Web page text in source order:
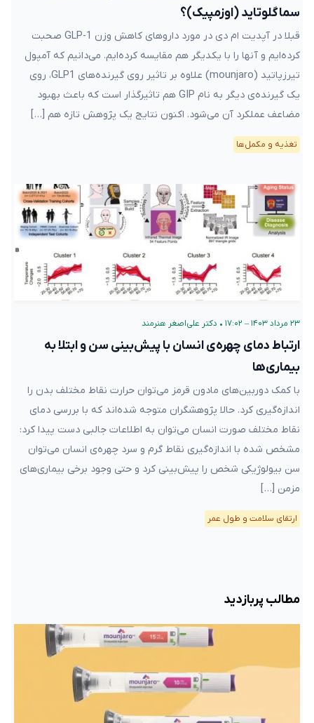
سماگلوتاید (اوزمپیک)؟
قبلا در آپدیت ام دی در مورد داروهای کاهش وزن GLP-1 صحبت
کرده‌ایم و آنها را با یکدیگر هم مقایسه کرده‌ایم. می‌دانیم که آمپول
تیرزپاتید (mounjaro) علاوه بر تاثیر روی گیرنده‌های GLP1، روی
یک گیرنده‌ی دیگر به نام GIP هم تاثیرگذار است که باعث بهبود
مضاعف عملکرد آن می‌شود. اکنون نتایج یک پژوهش تازه هم […]
تغذیه و مکمل‌ها
۲۳ مرداد ۱۴۰۳ – ۱۷:۰۲ • دکتر علی‌اصغر هنرمند
ارتباط دمای چهره‌ی انسان با پیش‌بینی سن و ابتلا به
بیماری‌ها
با کمک دوربین‌های مادون قرمز می‌توان حرارت نقاط مختلف بدن را
اندازه‌گیری کرد. حالا پژوهشگران متوجه شده‌اند که با بررسی دمای
نقاط مختلف صورت انسان می‌توان به اطلاعات جالبی دست پیدا کرد:
مشخص شده با اندازه‌گیری نقاط گرم و سرد چهره‌ی انسان می‌توان
سن بیولوژیکی شخص را پیش‌بینی کرد و حتی وجود برخی بیماری‌های
مزمن […]
ارتقای سلامت و طول عمر
مطالب پربازدید